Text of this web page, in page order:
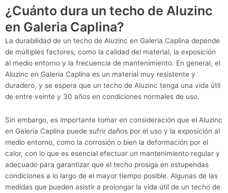
¿Cuánto dura un techo de Aluzinc
en Galeria Caplina?
La durabilidad de un techo de Aluzinc en Galeria Caplina depende
de múltiples factores, como la calidad del material, la exposición
al medio entorno y la frecuencia de mantenimiento. En general, el
Aluzinc en Galeria Caplina es un material muy resistente y
duradero, y se espera que un techo de Aluzinc tenga una vida útil
de entre veinte y 30 años en condiciones normales de uso.
Sin embargo, es importante tomar en consideración que el Aluzinc
en Galeria Caplina puede sufrir daños por el uso y la exposición al
medio entorno, como la corrosión o bien la deformación por el
calor, con lo que es esencial efectuar un mantenimiento regular y
adecuado para garantizar que el techo prosiga en estupendas
condiciones a lo largo de el mayor tiempo posible. Algunas de las
medidas que pueden asistir a prolongar la vida útil de un techo de